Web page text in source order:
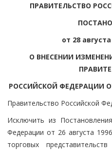
ПРАВИТЕЛЬСТВО
от 28
О ВНЕСЕНИИ
РОССИЙСКОЙ ФЕДЕРАЦИИ
Правительство Российской
Исключить из
Федерации от 26 августа
торговых